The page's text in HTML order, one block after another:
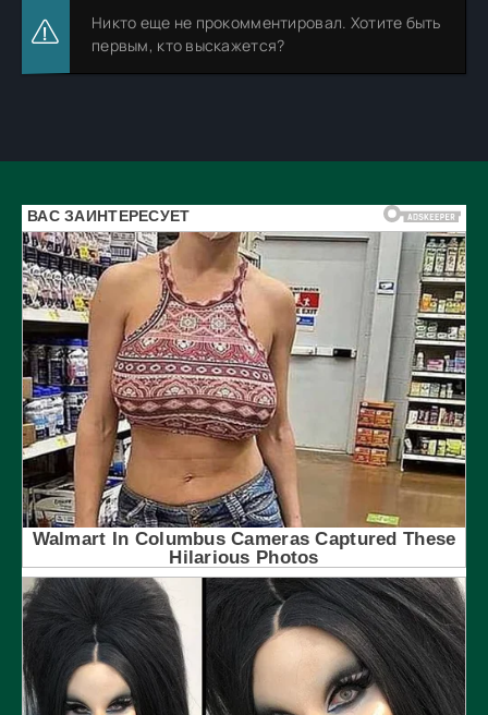
Никто еще не прокомментировал. Хотите быть
первым, кто выскажется?